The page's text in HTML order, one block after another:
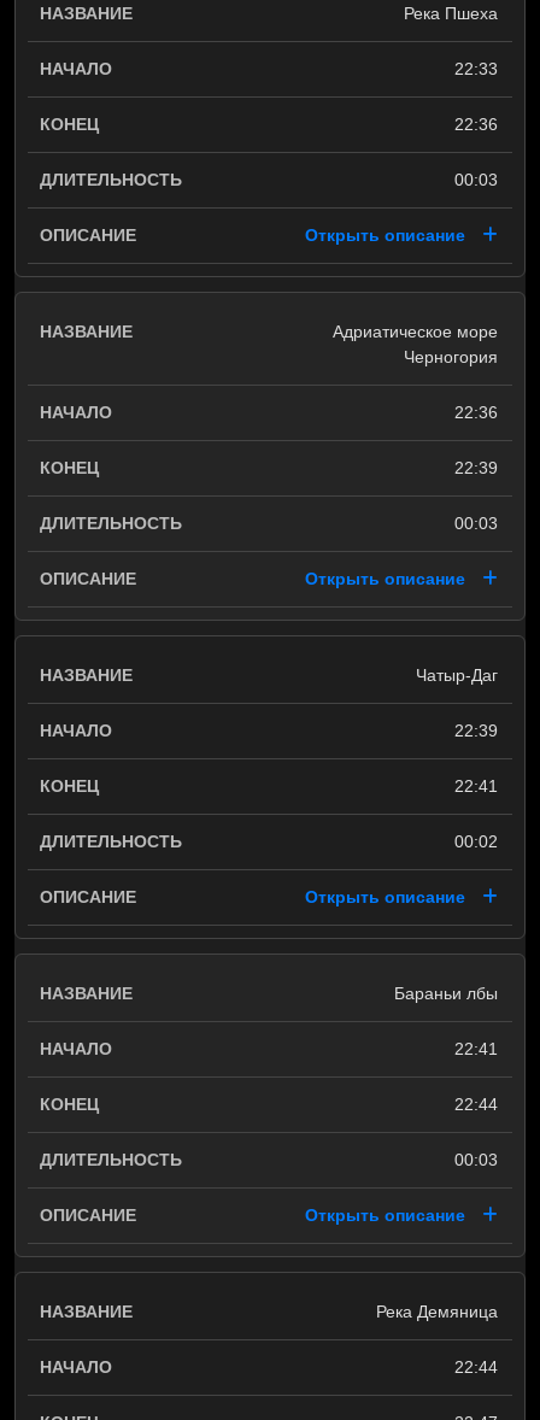
Река Пшеха
22:33
22:36
00:03
Открыть описание
Адриатическое море
Черногория
22:36
22:39
00:03
Открыть описание
Чатыр-Даг
22:39
22:41
00:02
Открыть описание
Бараньи лбы
22:41
22:44
00:03
Открыть описание
Река Демяница
22:44